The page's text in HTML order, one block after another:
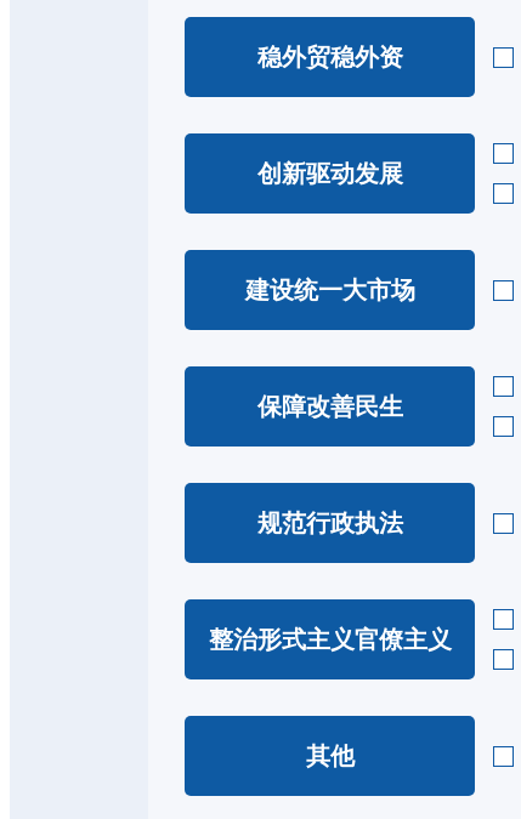
稳外贸稳外资
创新驱动发展
建设统一大市场
保障改善民生
规范行政执法
整治形式主义官僚主义
其他